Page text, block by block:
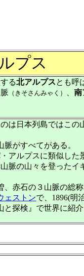
プス
る北アルプスとも呼
（きそさんみゃく）
南
は日本列島ではこの
がすべてがある。
アルプスに類似し
脈の山々を登ったイ
、赤石の３山脈の総
ェストンで、1896(明
と探検』で世界に紹